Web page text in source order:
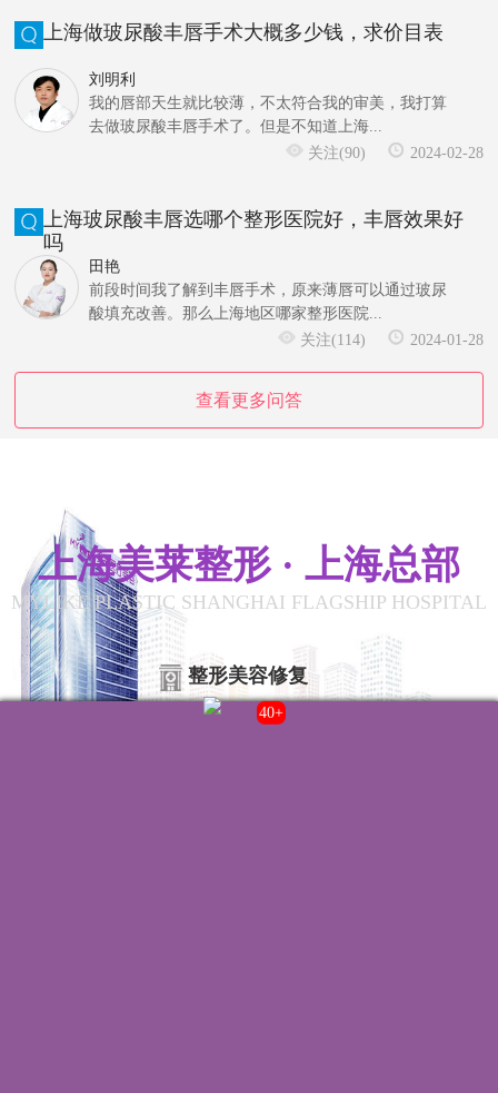
上海做玻尿酸丰唇手术大概多少钱，求价目表
刘明利
我的唇部天生就比较薄，不太符合我的审美，我打算
去做玻尿酸丰唇手术了。但是不知道上海...
关注(90)
2024-02-28
上海玻尿酸丰唇选哪个整形医院好，丰唇效果好
吗
田艳
前段时间我了解到丰唇手术，原来薄唇可以通过玻尿
酸填充改善。那么上海地区哪家整形医院...
关注(114)
2024-01-28
查看更多问答
上海美莱整形 · 上海总部
MYLIKE PLASTIC SHANGHAI FLAGSHIP HOSPITAL
整形美容修复
43+